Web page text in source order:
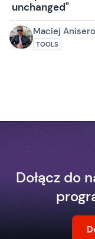
unchanged"
Maciej
TOOLS
Dołącz do